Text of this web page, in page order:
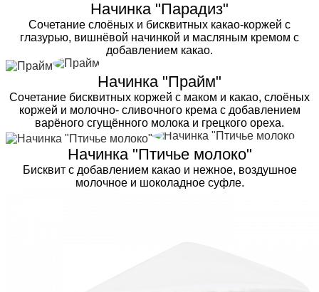
Начинка "Парадиз"
Сочетание слоёных и бисквитных какао-коржей с
глазурью, вишнёвой начинкой и масляным кремом с
добавлением какао.
Начинка "Прайм"
Сочетание бисквитных коржей с маком и какао, слоёных
коржей и молочно- сливочного крема с добавлением
варёного сгущённого молока и грецкого ореха.
Начинка "Птичье молоко"
Бисквит с добавлением какао и нежное, воздушное
молочное и шоколадное суфле.